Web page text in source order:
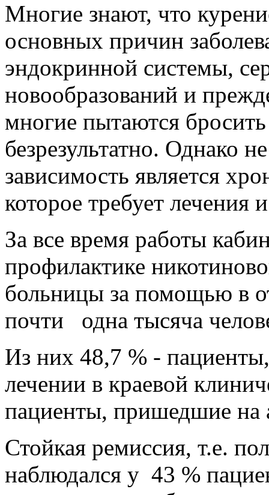
Многие знают, что
основных причин
эндокринной системы,
новообразований и
многие пытаются
безрезультатно. Однако
зависимость является
которое требует лечения
За все время работы
профилактике
больницы за помощью в
почти одна тысяча
Из них 48,7 % -
лечении в краевой
пациенты, пришедшие на
Стойкая ремиссия, т.е.
наблюдался у 43 %